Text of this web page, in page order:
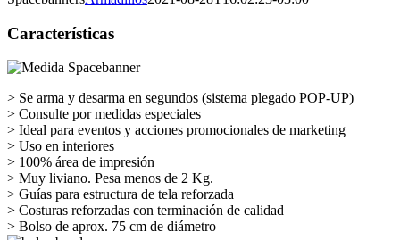
Características
> Se arma y desarma en segundos (sistema plegado POP-UP)
> Consulte por medidas especiales
> Ideal para eventos y acciones promocionales de marketing
> Uso en interiores
> 100% área de impresión
> Muy liviano. Pesa menos de 2 Kg.
> Guías para estructura de tela reforzada
> Costuras reforzadas con terminación de calidad
> Bolso de aprox. 75 cm de diámetro